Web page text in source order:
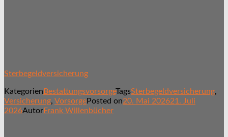
Sterbegeldversicherung
KategorienBestattungsvorsorgeTagsSterbegeldversicherung,
Versicherung, VorsorgePosted on20. Mai 202621. Juli
2026AutorFrank Willenbücher